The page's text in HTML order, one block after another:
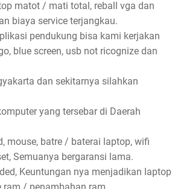
matot / mati total, reball vga dan
biaya service terjangkau.
pendukung bisa kami kerjakan
blue screen, usb not ricognize dan
dan sekitarnya silahkan
yang tersebar di Daerah
mouse, batre / baterai laptop, wifi
Semuanya bergaransi lama.
Keuntungan nya menjadikan laptop